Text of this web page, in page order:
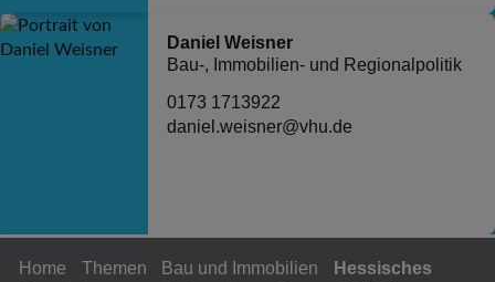
Daniel Weisner
Bau-, Immobilien- und Regionalpolitik
0173 1713922
daniel.weisner@vhu.de
Home Themen Bau und Immobilien
Hessisches